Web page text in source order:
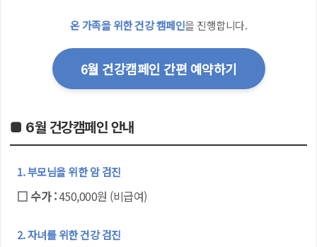
온 가족을 위한 건강 캠페인을 진행합니다.
6월 건강캠페인 간편 예약하기
■ 6월 건강캠페인 안내
1. 부모님을 위한 암 검진
□ 수가 :450,000원 (비급여)
2. 자녀를 위한 건강 검진